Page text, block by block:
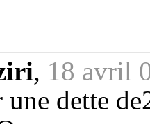
, 18 avril
une dette